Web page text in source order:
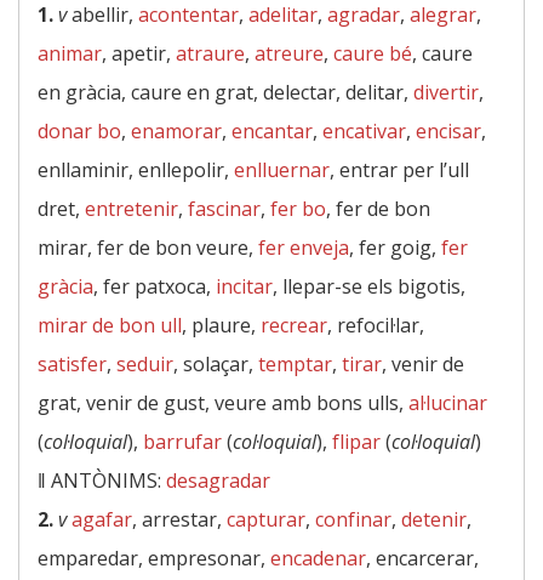
1.vabellir, acontentar, adelitar, agradar, alegrar,
animar, apetir, atraure, atreure, caure bé, caure
en gràcia, caure en grat, delectar, delitar, divertir,
donar bo, enamorar, encantar, encativar, encisar,
enllaminir, enllepolir, enlluernar, entrar per l’ull
dret, entretenir, fascinar, fer bo, fer de bon
mirar, fer de bon veure, fer enveja, fer goig, fer
gràcia, fer patxoca, incitar, llepar-se els bigotis,
mirar de bon ull, plaure, recrear, refocil·lar,
satisfer, seduir, solaçar, temptar, tirar, venir de
grat, venir de gust, veure amb bons ulls, al·lucinar
(col·loquial), barrufar(col·loquial), flipar(col·loquial)
‖ ANTÒNIMS: desagradar
2.vagafar, arrestar, capturar, confinar, detenir,
emparedar, empresonar, encadenar, encarcerar,